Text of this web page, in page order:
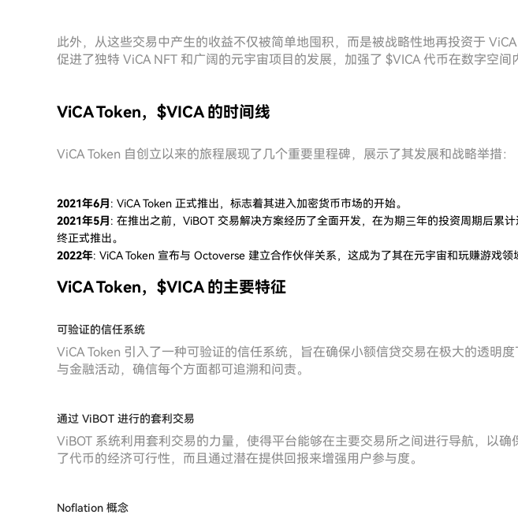
此外，从这些交易中产生的收益不仅被简单地囤积，而是被战略性地再投资于
促进了独特 ViCA NFT 和广阔的元宇宙项目的发展，加强了 $VICA 代币在数字空间
ViCA Token，$VICA 的时间线
ViCA Token 自创立以来的旅程展现了几个重要里程碑，展示了其发展和战略举措：
2021年6月 : ViCA Token 正式推出，标志着其进入加密货币市场的开始。
2021年5月 : 在推出之前，ViBOT 交易解决方案经历了全面开发，在为期三年的投资周期后累
终正式推出。
2022年: ViCA Token 宣布与 Octoverse 建立合作伙伴关系，这成为了其在元宇宙和玩赚游戏领
ViCA Token，$VICA 的主要特征
可验证的信任系统
ViCA Token 引入了一种可验证的信任系统，旨在确保小额信贷交易在极大的透明
与金融活动，确信每个方面都可追溯和问责。
通过 ViBOT 进行的套利交易
ViBOT 系统利用套利交易的力量，使得平台能够在主要交易所之间进行导航，以确
了代币的经济可行性，而且通过潜在提供回报来增强用户参与度。
Noflation 概念